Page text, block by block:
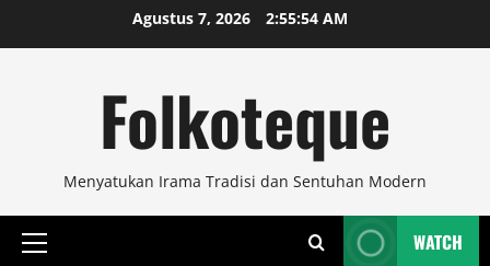
to
Agustus 7, 2026 2:55:54 AM
Folkoteque
Menyatukan Irama Tradisi dan Sentuhan Modern
Primary
WATCH